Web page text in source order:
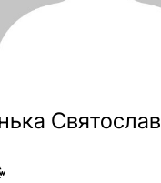
Святослав